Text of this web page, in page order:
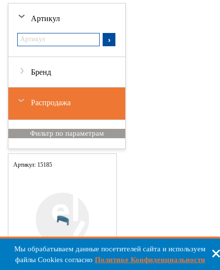
Артикул
Бренд
Распродажа
Артикул: 15185
Мы обрабатываем данные посетителей сайта и используем
файлы Cookies согласно Политике Конфиденциальности